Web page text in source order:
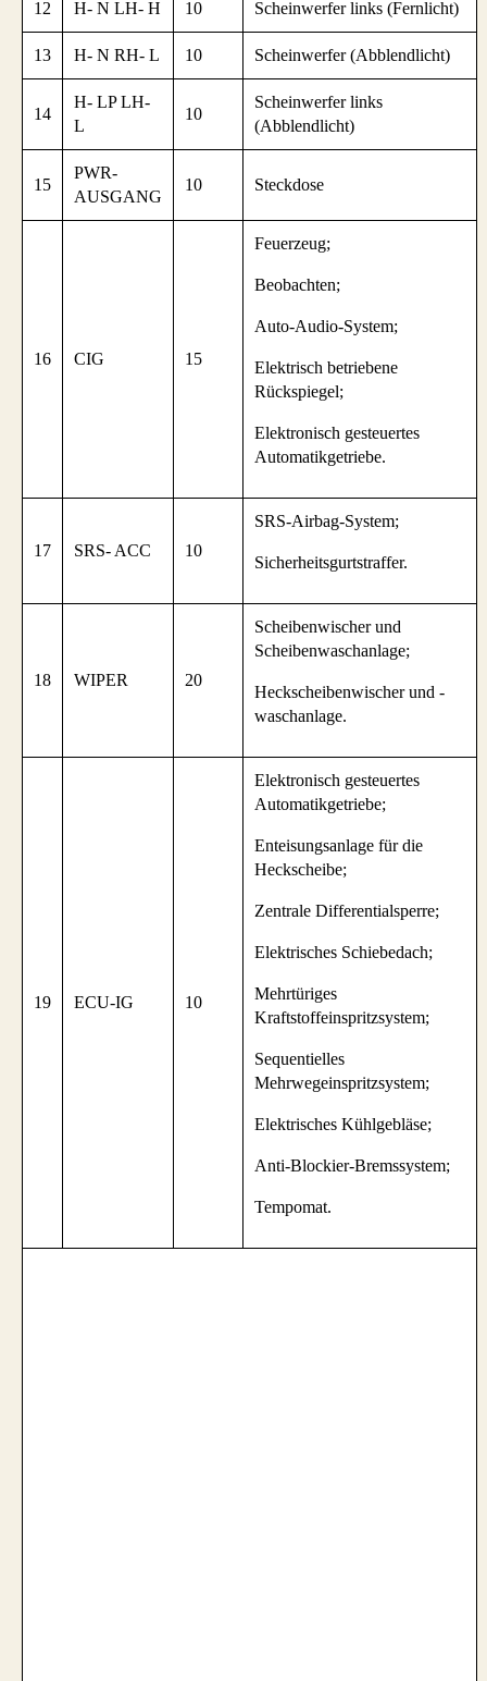
12 H- N LH- H 10 Scheinwerfer links (Fernlicht)
13 H- N RH- L 10 Scheinwerfer (Abblendlicht)
14
H- LP LH-
L
10
Scheinwerfer links
(Abblendlicht)
15
PWR-
AUSGANG
10 Steckdose
16 CIG 15
Feuerzeug;
Beobachten;
Auto-Audio-System;
Elektrisch betriebene
Rückspiegel;
Elektronisch gesteuertes
Automatikgetriebe.
17 SRS- ACC 10
SRS-Airbag-System;
Sicherheitsgurtstraffer.
18 WIPER 20
Scheibenwischer und
Scheibenwaschanlage;
Heckscheibenwischer und -
waschanlage.
19 ECU-IG 10
Elektronisch gesteuertes
Automatikgetriebe;
Enteisungsanlage für die
Heckscheibe;
Zentrale Differentialsperre;
Elektrisches Schiebedach;
Mehrtüriges
Kraftstoffeinspritzsystem;
Sequentielles
Mehrwegeinspritzsystem;
Elektrisches Kühlgebläse;
Anti-Blockier-Bremssystem;
Tempomat.